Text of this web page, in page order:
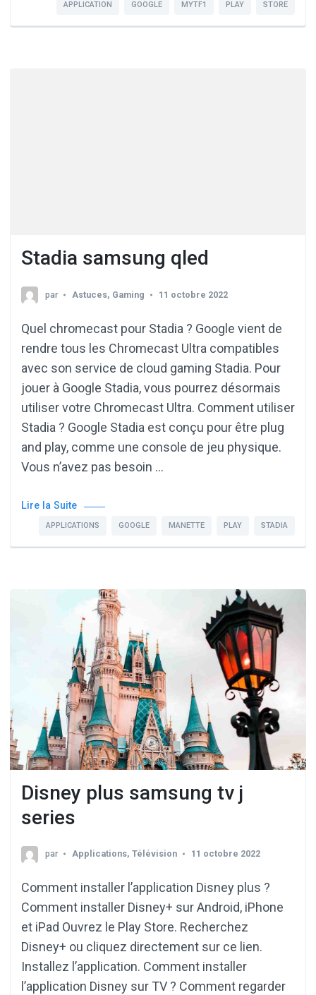
APPLICATION GOOGLE MYTF1 PLAY STORE
Stadia samsung qled
par Astuces, Gaming 11 octobre 2022
Quel chromecast pour Stadia ? Google vient de
rendre tous les Chromecast Ultra compatibles
avec son service de cloud gaming Stadia. Pour
jouer à Google Stadia, vous pourrez désormais
utiliser votre Chromecast Ultra. Comment utiliser
Stadia ? Google Stadia est conçu pour être plug
and play, comme une console de jeu physique.
Vous n’avez pas besoin …
Lire la Suite
APPLICATIONS GOOGLE MANETTE PLAY STADIA
Disney plus samsung tv j
series
par Applications, Télévision 11 octobre 2022
Comment installer l’application Disney plus ?
Comment installer Disney+ sur Android, iPhone
et iPad Ouvrez le Play Store. Recherchez
Disney+ ou cliquez directement sur ce lien.
Installez l’application. Comment installer
l’application Disney sur TV ? Comment regarder